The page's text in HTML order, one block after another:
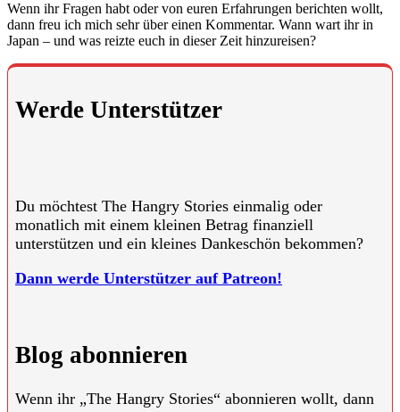
Wenn ihr Fragen habt oder von euren Erfahrungen berichten wollt,
dann freu ich mich sehr über einen Kommentar. Wann wart ihr in
Japan – und was reizte euch in dieser Zeit hinzureisen?
Werde Unterstützer
Du möchtest The Hangry Stories einmalig oder
monatlich mit einem kleinen Betrag finanziell
unterstützen und ein kleines Dankeschön bekommen?
Dann werde Unterstützer auf Patreon!
Blog abonnieren
Wenn ihr „The Hangry Stories“ abonnieren wollt, dann